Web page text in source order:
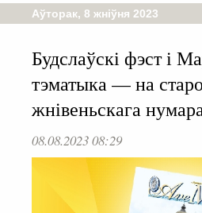
Аўторак, 8 жніўня 2023
Будслаўскі фэст і
тэматыка — на
жнівеньскага
08.08.2023 08:29